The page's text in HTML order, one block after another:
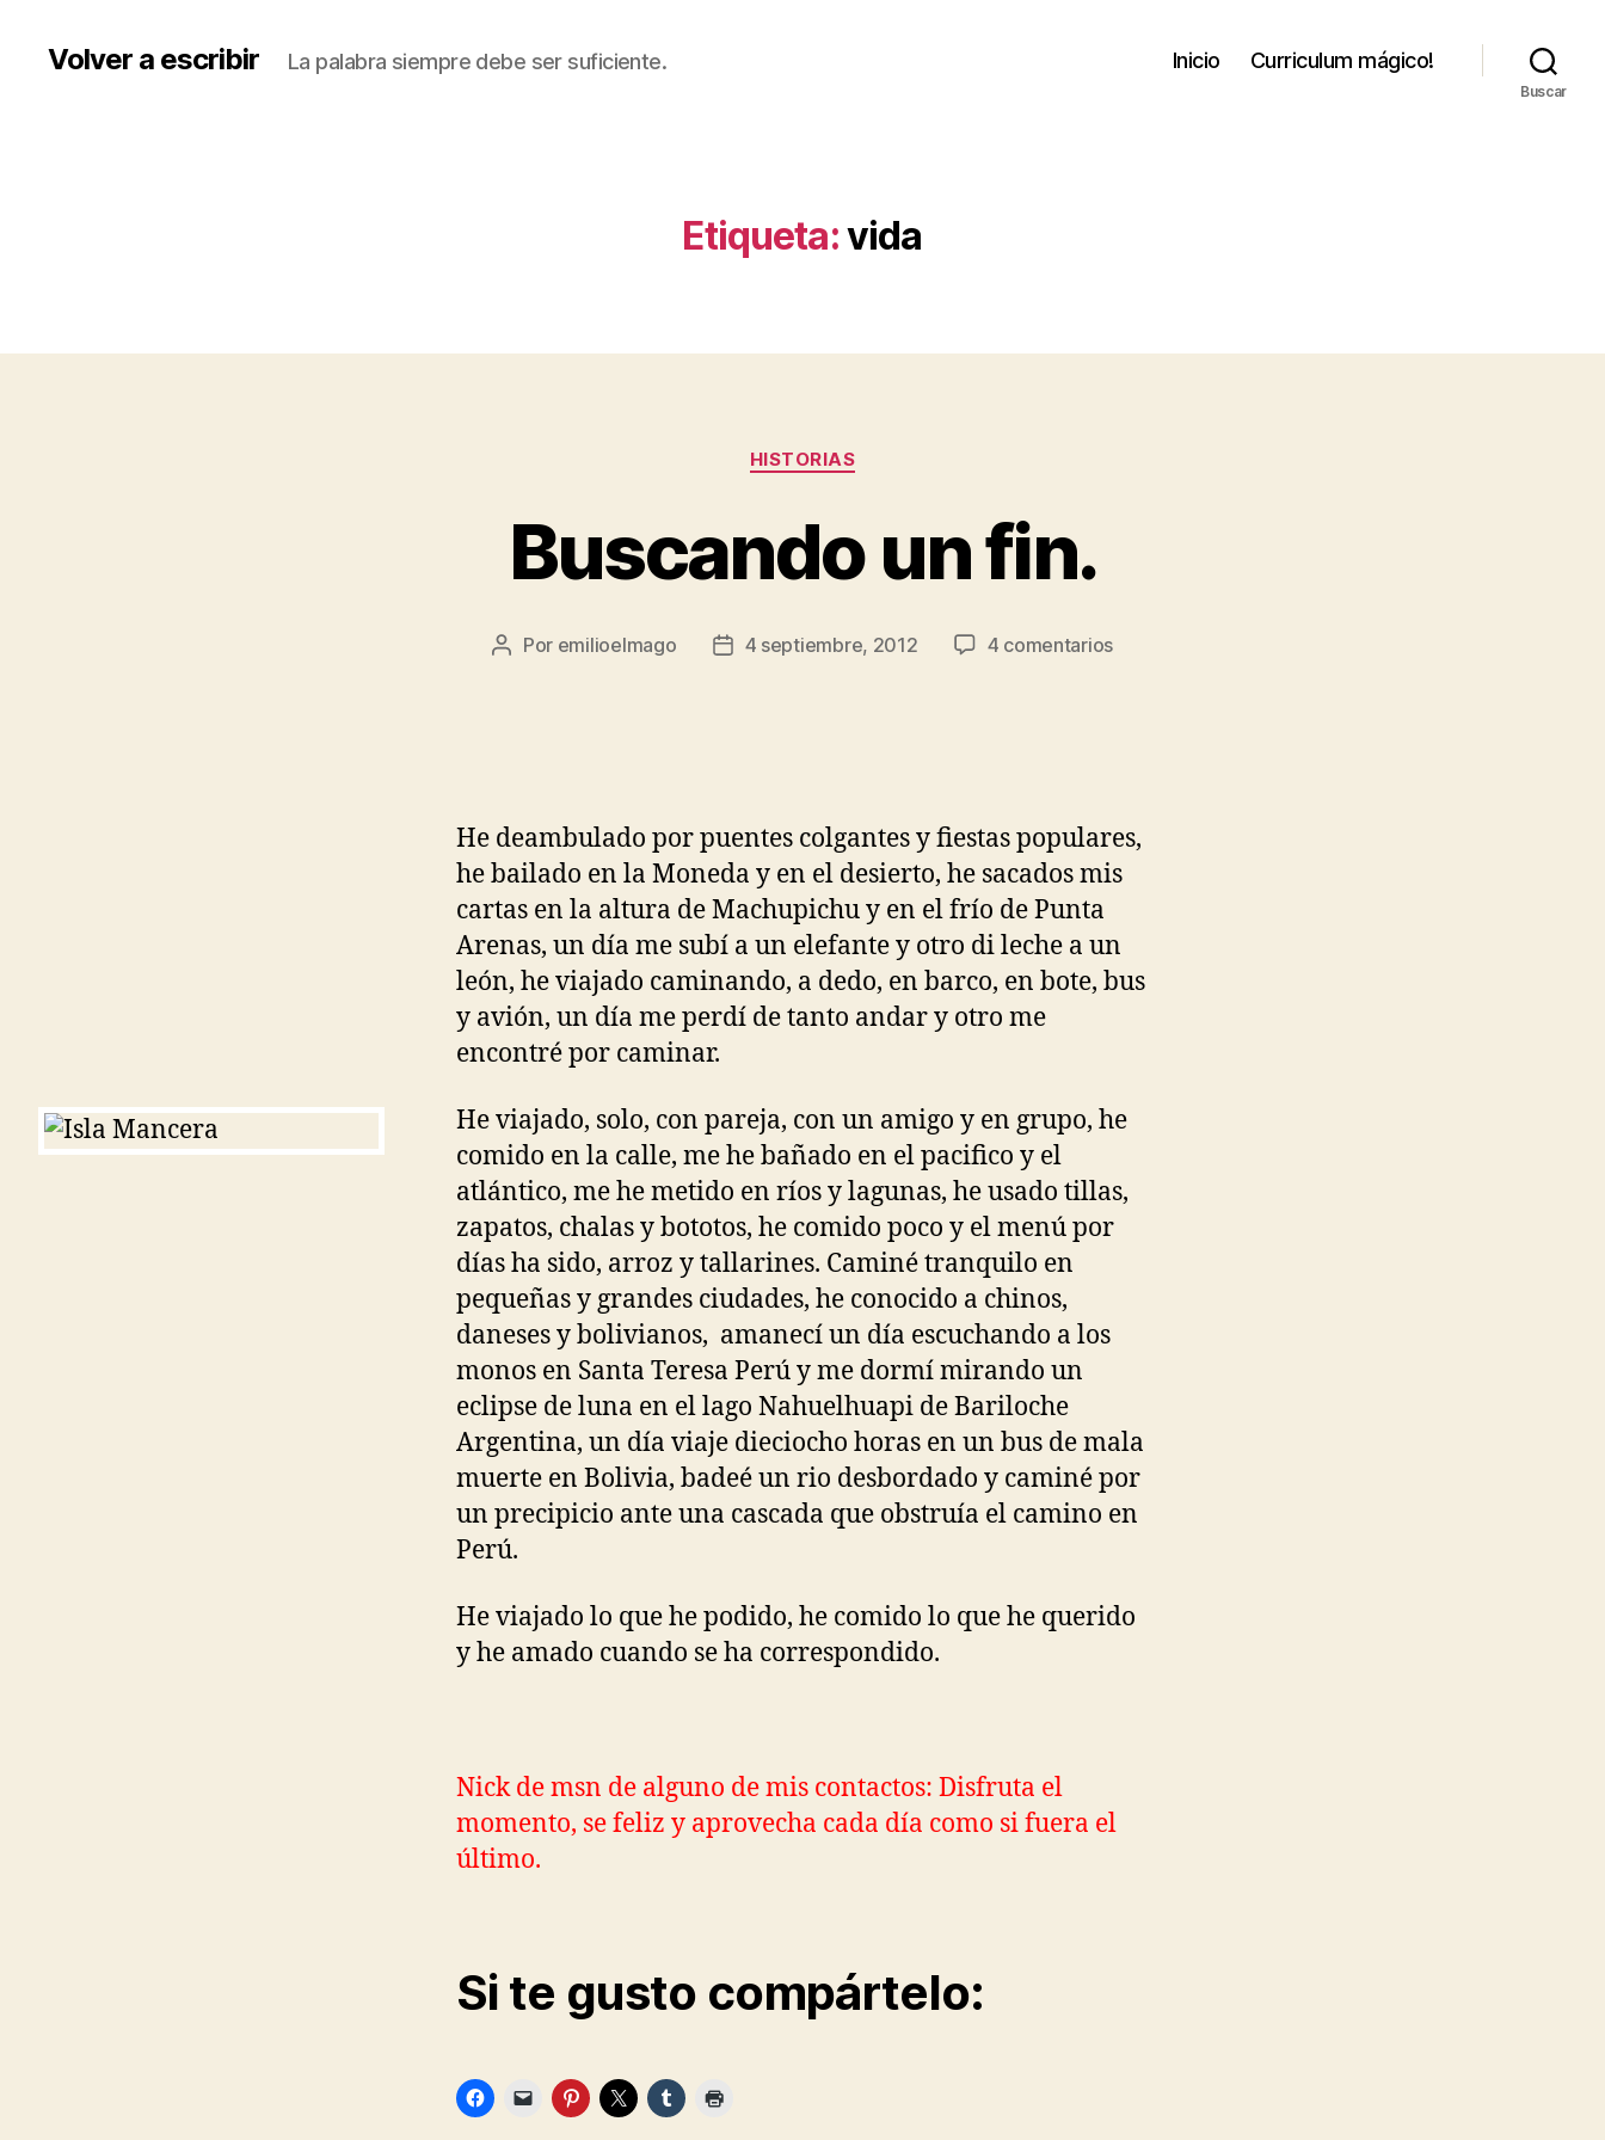
Volver a escribir La palabra siempre debe ser suficiente. Inicio Curriculum mágico!
Buscar
Etiqueta:vida
Categorías
HISTORIAS
Buscando un fin.
Autor
Por emilioelmago
Fecha4 septiembre, 2012 4 comentariosen
He deambulado por puentes colgantes y fiestas populares,
he bailado en la Moneda y en el desierto, he sacados mis
cartas en la altura de Machupichu y en el frío de Punta
Arenas, un día me subí a un elefante y otro di leche a un
león, he viajado caminando, a dedo, en barco, en bote, bus
y avión, un día me perdí de tanto andar y otro me
encontré por caminar.
He viajado, solo, con pareja, con un amigo y en grupo, he
comido en la calle, me he bañado en el pacifico y el
atlántico, me he metido en ríos y lagunas, he usado tillas,
zapatos, chalas y bototos, he comido poco y el menú por
días ha sido, arroz y tallarines. Caminé tranquilo en
pequeñas y grandes ciudades, he conocido a chinos,
daneses y bolivianos, amanecí un día escuchando a los
monos en Santa Teresa Perú y me dormí mirando un
eclipse de luna en el lago Nahuelhuapi de Bariloche
Argentina, un día viaje dieciocho horas en un bus de mala
muerte en Bolivia, badeé un rio desbordado y caminé por
un precipicio ante una cascada que obstruía el camino en
Perú.
He viajado lo que he podido, he comido lo que he querido
y he amado cuando se ha correspondido.
Nick de msn de alguno de mis contactos: Disfruta el
momento, se feliz y aprovecha cada día como si fuera el
último.
Si te gusto compártelo: